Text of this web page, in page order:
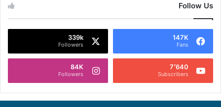
Follow Us
147K
Fans
339k
Followers
7٬640
Subscribers
84K
Followers